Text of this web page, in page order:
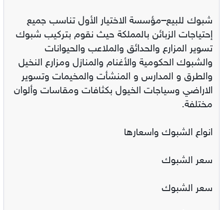
شبوك للبيع–مؤسسة الاختيار الأول تناسب جميع
إحتياجات الزبائن بالمملكة حيث نقوم بتركيب شبوك
تسوير المزارع والحدائق والملاعب والحيوانات
والشبوك الحكومية والأغنام والمنازل ومزارع النخيل
والطرق و المدارس و المنشأت والمخيمات وتسوير
الاراضي وسياجات الخيول بكثافات ومقاسات وألوان
مختلفة.
انواع الشبوك واسعارها
سعر الشبوك
سعر الشبوك